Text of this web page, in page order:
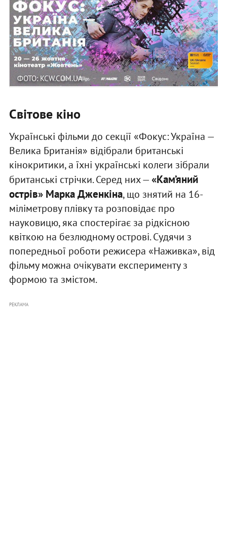
ФОТО: KCW.COM.UA
Світове кіно
Українські фільми до секції «Фокус: Україна —
Велика Британія» відібрали британські
кінокритики, а їхні українські колеги зібрали
британські стрічки. Серед них —«Кам’яний
острів» Марка Дженкіна, що знятий на 16-
міліметрову плівку та розповідає про
науковицю, яка спостерігає за рідкісною
квіткою на безлюдному острові. Судячи з
попередньої роботи режисера «Наживка», від
фільму можна очікувати експерименту з
формою та змістом.
РЕКЛАМА